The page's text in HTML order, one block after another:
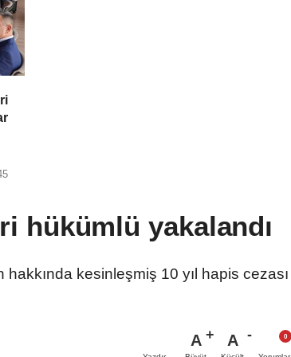
hükümlü yakalandı
kesinleşmiş 10 yıl hapis cezası
A A